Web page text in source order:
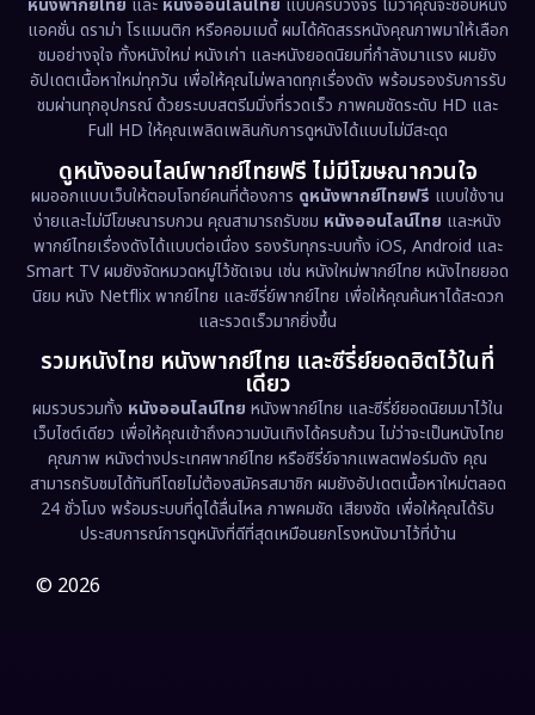
Documentary สารคดี (93)
Drama ดราม่า (1,460)
Dystopian (17)
Emotional (61)
Epic มหากาพย์ (218)
Erotic (36)
Family ครอบครัว (363)
Fantasy จินตนาการ (326)
Fiction (9)
Film (57)
Gothic
หนังพากย์ไทย และ หนังออนไลน์ไทย แบบครบวงจร ไม่ว่าคุณจะชอบหนัง
แอคชั่น ดราม่า โรแมนติก หรือคอมเมดี้ ผมได้คัดสรรหนังคุณภาพมาให้เลือก
ชมอย่างจุใจ ทั้งหนังใหม่ หนังเก่า และหนังยอดนิยมที่กำลังมาแรง ผมยัง
อัปเดตเนื้อหาใหม่ทุกวัน เพื่อให้คุณไม่พลาดทุกเรื่องดัง พร้อมรองรับการรับ
ชมผ่านทุกอุปกรณ์ ด้วยระบบสตรีมมิ่งที่รวดเร็ว ภาพคมชัดระดับ HD และ
Full HD ให้คุณเพลิดเพลินกับการดูหนังได้แบบไม่มีสะดุด
ดูหนังออนไลน์พากย์ไทยฟรี ไม่มีโฆษณากวนใจ
ผมออกแบบเว็บให้ตอบโจทย์คนที่ต้องการ ดูหนังพากย์ไทยฟรี แบบใช้งาน
ง่ายและไม่มีโฆษณารบกวน คุณสามารถรับชม หนังออนไลน์ไทย และหนัง
พากย์ไทยเรื่องดังได้แบบต่อเนื่อง รองรับทุกระบบทั้ง iOS, Android และ
Smart TV ผมยังจัดหมวดหมู่ไว้ชัดเจน เช่น หนังใหม่พากย์ไทย หนังไทยยอด
นิยม หนัง Netflix พากย์ไทย และซีรี่ย์พากย์ไทย เพื่อให้คุณค้นหาได้สะดวก
และรวดเร็วมากยิ่งขึ้น
รวมหนังไทย หนังพากย์ไทย และซีรี่ย์ยอดฮิตไว้ในที่
เดียว
ผมรวบรวมทั้ง หนังออนไลน์ไทย หนังพากย์ไทย และซีรี่ย์ยอดนิยมมาไว้ใน
เว็บไซต์เดียว เพื่อให้คุณเข้าถึงความบันเทิงได้ครบถ้วน ไม่ว่าจะเป็นหนังไทย
คุณภาพ หนังต่างประเทศพากย์ไทย หรือซีรี่ย์จากแพลตฟอร์มดัง คุณ
สามารถรับชมได้ทันทีโดยไม่ต้องสมัครสมาชิก ผมยังอัปเดตเนื้อหาใหม่ตลอด
24 ชั่วโมง พร้อมระบบที่ดูได้ลื่นไหล ภาพคมชัด เสียงชัด เพื่อให้คุณได้รับ
ประสบการณ์การดูหนังที่ดีที่สุดเหมือนยกโรงหนังมาไว้ที่บ้าน
© 2026